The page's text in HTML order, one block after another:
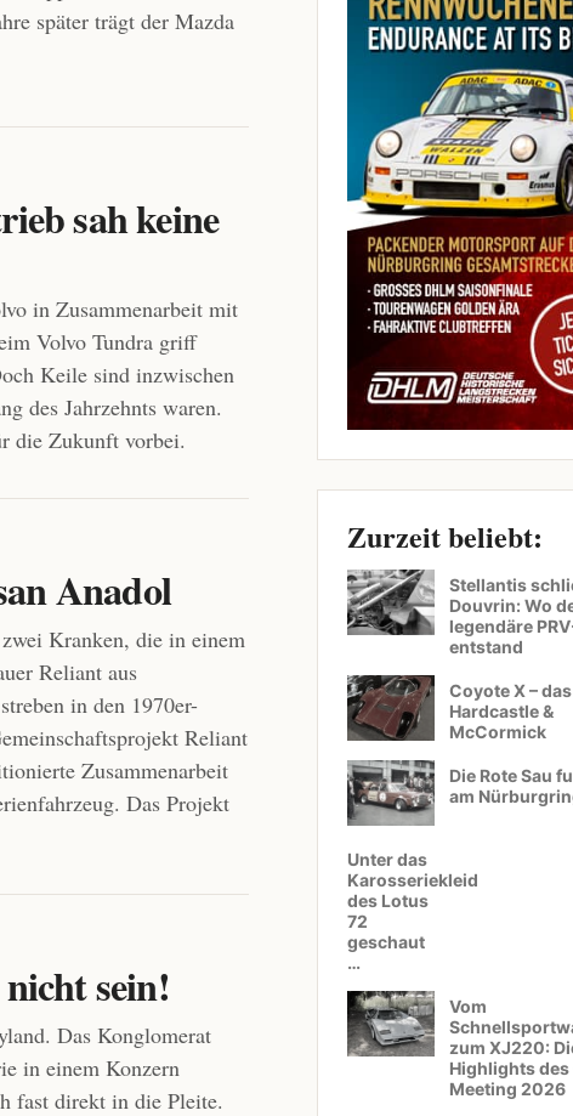
später trägt der Mazda
sah keine
in Zusammenarbeit mit
Volvo Tundra griff
Keile sind inzwischen
des Jahrzehnts waren.
die Zukunft vorbei.
Anadol
Kranken, die in einem
Reliant aus
in den 1970er-
Reliant
Zusammenarbeit
Das Projekt
sein!
Das Konglomerat
in einem Konzern
fast direkt in die Pleite.
Zurzeit beliebt:
Stellantis
Douvrin: Wo
legendäre
entstand
Coyote X –
Hardcastle &
McCormick
Die Rote Sau
am
Unter das
Karosseriekleid
des Lotus
72
geschaut
…
Vom
zum XJ220:
Highlights des
Meeting 2026